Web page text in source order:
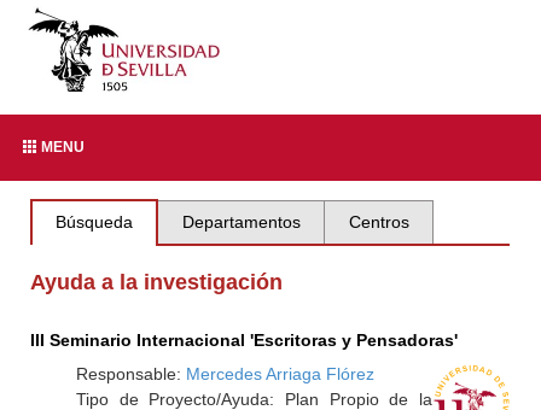
MENU
Búsqueda Departamentos Centros
Ayuda a la investigación
III Seminario Internacional 'Escritoras y Pensadoras'
Responsable: Mercedes Arriaga Flórez
Tipo de Proyecto/Ayuda: Plan Propio de la